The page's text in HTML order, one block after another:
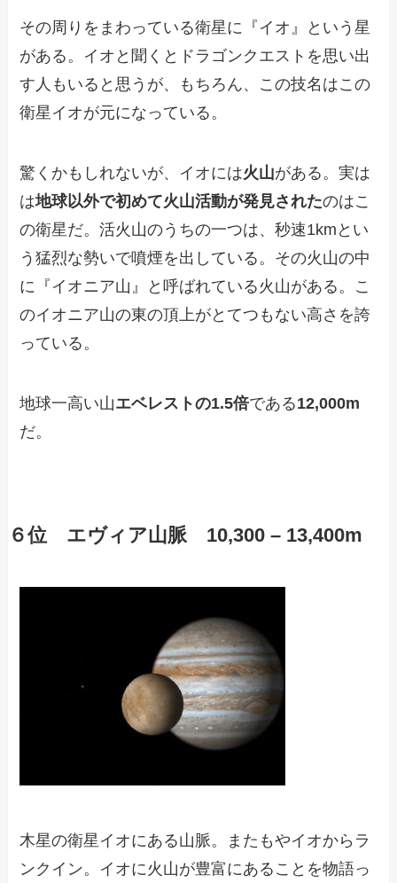
その周りをまわっている衛星に『イオ』という星
がある。イオと聞くとドラゴンクエストを思い出
す人もいると思うが、もちろん、この技名はこの
衛星イオが元になっている。
驚くかもしれないが、イオには火山がある。実は
は地球以外で初めて火山活動が発見されたのはこ
の衛星だ。活火山のうちの一つは、秒速1kmとい
う猛烈な勢いで噴煙を出している。その火山の中
に『イオニア山』と呼ばれている火山がある。こ
のイオニア山の東の頂上がとてつもない高さを誇
っている。
地球一高い山エベレストの1.5倍である12,000m
だ。
６位 エヴィア山脈 10,300 – 13,400m
木星の衛星イオにある山脈。またもやイオからラ
ンクイン。イオに火山が豊富にあることを物語っ